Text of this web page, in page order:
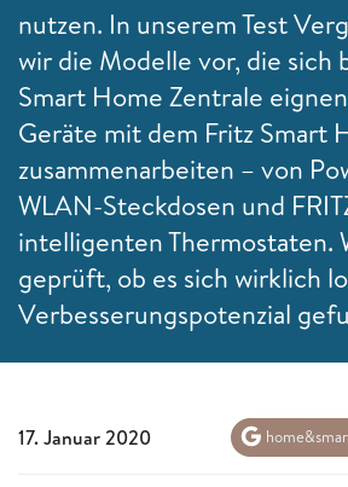
nutzen. In unserem Test
wir die Modelle vor, die sich
Smart Home Zentrale
Geräte mit dem Fritz Smart
zusammenarbeiten – von
WLAN-Steckdosen und
intelligenten Thermostaten.
geprüft, ob es sich wirklich
Verbesserungspotenzial
17. Januar 2020